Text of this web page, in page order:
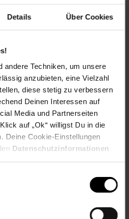
Details Über Cookies
andere Techniken, um unsere
anzubieten, eine Vielzahl
diese stetig zu verbessern
Deinen Interessen auf
Media und Partnerseiten
auf „Ok“ willigst Du in die
Deine Cookie-Einstellungen
Datenschutzinformationen
E-Bike Akkus
Weinwelt